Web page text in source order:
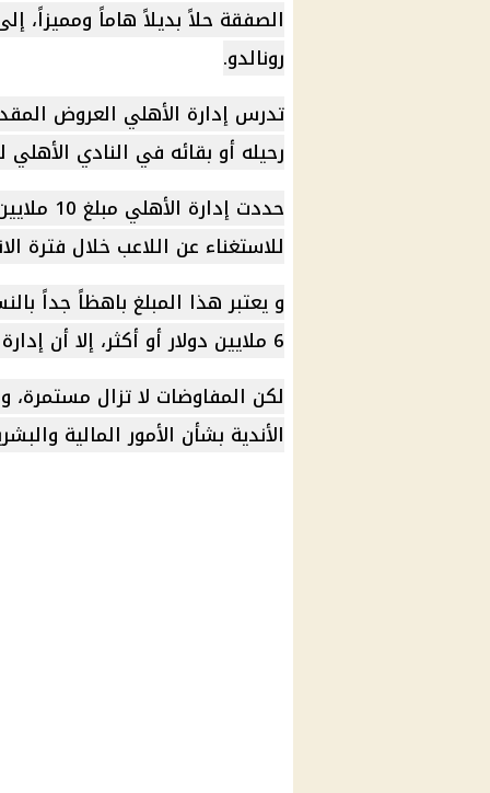
الصفقة حلاً بديلاً هاماً ومميزاً،
رونالدو.
تدرس إدارة الأهلي العروض
رحيله أو بقائه في النادي
للاستغناء عن اللاعب خلال فترة
و يعتبر هذا المبلغ باهظاً جداً
6 ملايين دولار أو أكثر، إلا أن إدارة الأهلي رفضت بيعه.
لكن المفاوضات لا تزال
الأندية بشأن الأمور المالية